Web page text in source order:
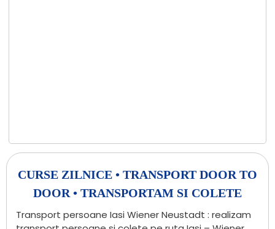
CURSE ZILNICE • TRANSPORT DOOR TO
DOOR • TRANSPORTAM SI COLETE
Transport persoane Iasi Wiener Neustadt : realizam